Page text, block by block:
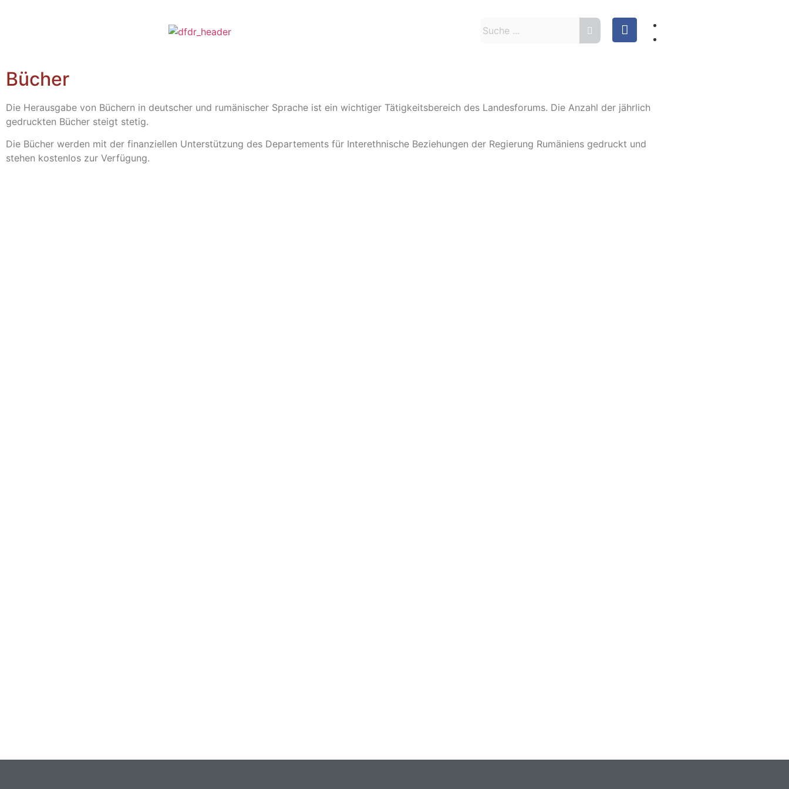
Bücher
Die Herausgabe von Büchern in deutscher und rumänischer Sprache ist ein wichtiger Tätigkeitsbereich des Landesforums. Die Anzahl der jährlich
gedruckten Bücher steigt stetig.
Die Bücher werden mit der finanziellen Unterstützung des Departements für Interethnische Beziehungen der Regierung Rumäniens gedruckt und
stehen kostenlos zur Verfügung.